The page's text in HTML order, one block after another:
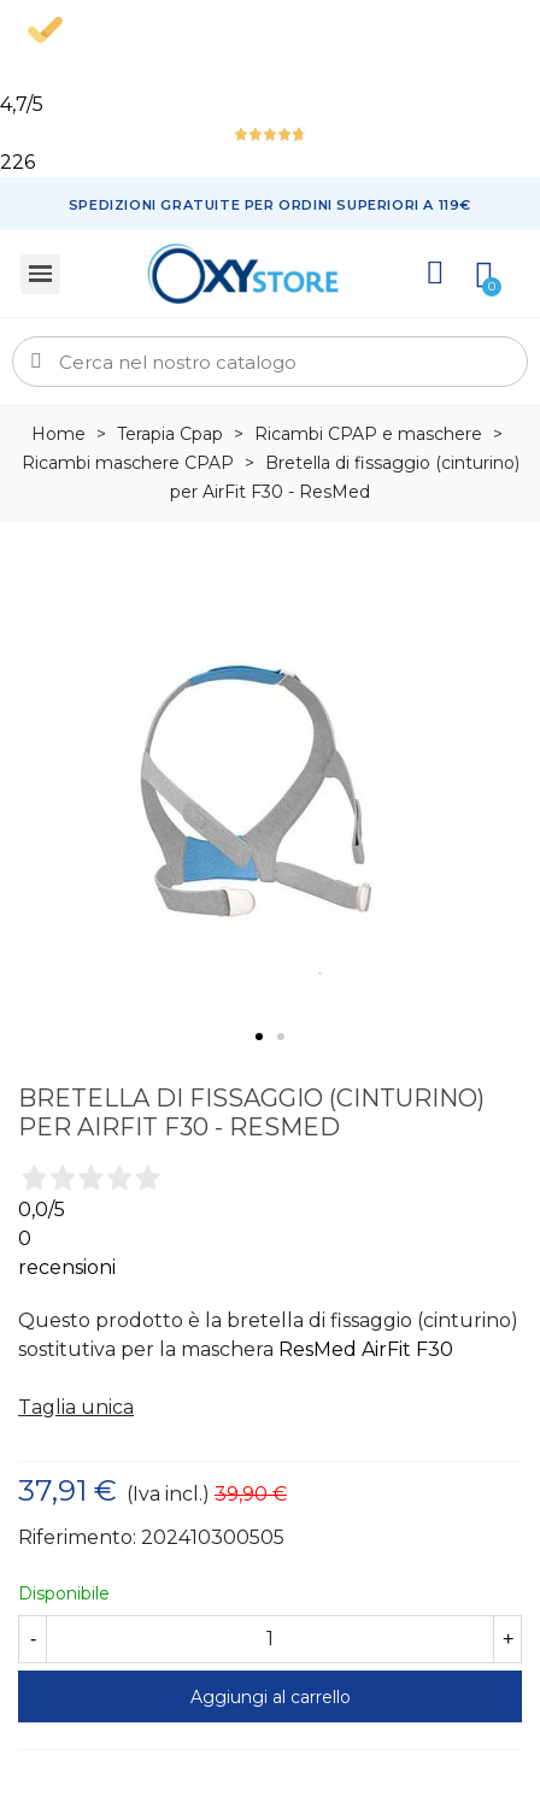
4,7/5
226
SPEDIZIONI GRATUITE PER ORDINI SUPERIORI A 119€
Home > Terapia Cpap > Ricambi CPAP e maschere
>
Ricambi maschere CPAP
>
Bretella di fissaggio (cinturino)
per AirFit F30 - ResMed
BRETELLA DI FISSAGGIO (CINTURINO)
PER AIRFIT F30 - RESMED
0,0/5
0
recensioni
Questo prodotto è la bretella di fissaggio (cinturino)
sostitutiva per la maschera ResMed AirFit F30
Taglia unica
37,91 € (Iva incl.) 39,90 €
Riferimento: 202410300505
Disponibile
- +
Aggiungi al carrello